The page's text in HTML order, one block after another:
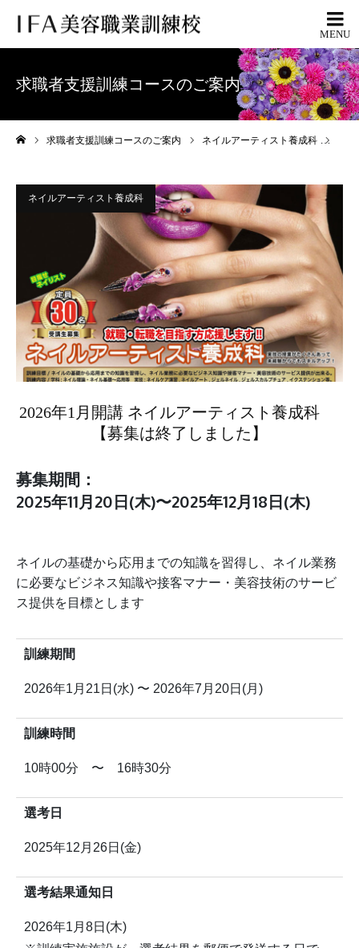
求職者支援訓練コースのご案内
求職者支援訓練コースのご案内 ネイルアーティスト養成科
ネイルアーティスト養成科
2026年1月開講 ネイルアーティスト養成科
【募集は終了しました】
募集期間：
2025年11月20日(木)〜2025年12月18日(木)
ネイルの基礎から応用までの知識を習得し、ネイル業務
に必要なビジネス知識や接客マナー・美容技術のサービ
ス提供を目標とします
訓練期間
2026年1月21日(水) 〜 2026年7月20日(月)
訓練時間
10時00分 〜 16時30分
選考日
2025年12月26日(金)
選考結果通知日
2026年1月8日(木)